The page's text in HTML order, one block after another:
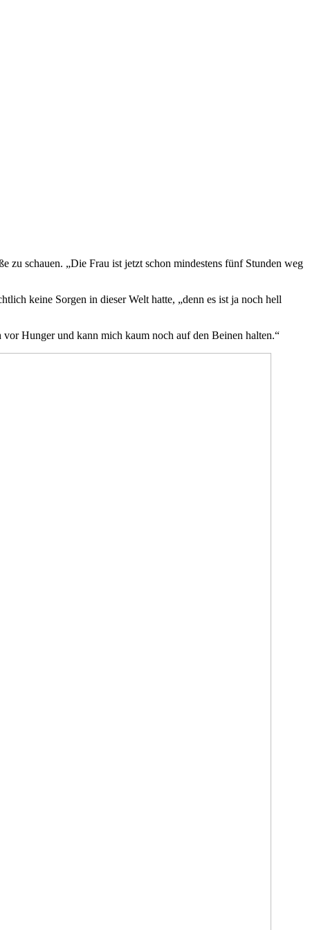
zu schauen. „Die Frau ist jetzt schon mindestens fünf Stunden weg
keine Sorgen in dieser Welt hatte, „denn es ist ja noch hell
Hunger und kann mich kaum noch auf den Beinen halten.“